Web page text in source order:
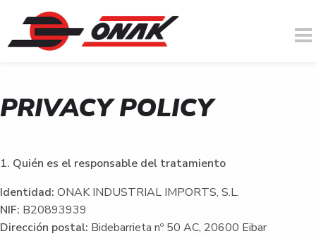
Skip to main content
You are here
PRIVACY POLICY
1. Quién es el responsable del tratamiento
Identidad: ONAK INDUSTRIAL IMPORTS, S.L.
NIF: B20893939
Dirección postal: Bidebarrieta nº 50 AC, 20600 Eibar